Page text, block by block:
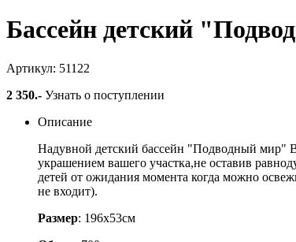
Бассейн детский
Артикул: 51122
2 350.- Узнать о поступлении
Описание
Надувной детский бассейн "Подводный мир"
украшением вашего участка,не оставив
детей от ожидания момента когда можно
не входит).
Размер: 196х53см